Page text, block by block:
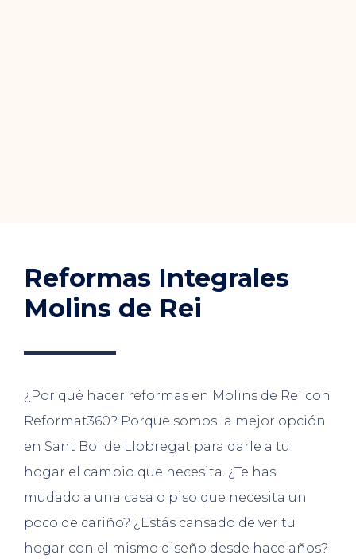
Reformas Integrales
Molins de Rei
¿Por qué hacer reformas en Molins de Rei con
Reformat360? Porque somos la mejor opción
en Sant Boi de Llobregat para darle a tu
hogar el cambio que necesita. ¿Te has
mudado a una casa o piso que necesita un
poco de cariño? ¿Estás cansado de ver tu
hogar con el mismo diseño desde hace años?